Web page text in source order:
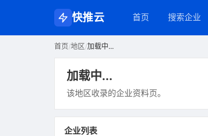
快推云 首页 搜索企业
首页/地区/加载中...
加载中...
该地区收录的企业资料页。
企业列表